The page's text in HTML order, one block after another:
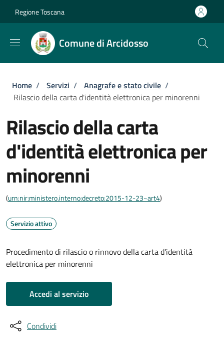
Regione Toscana
Comune di Arcidosso
Briciole di pane
Home / Servizi / Anagrafe e stato civile /
Rilascio della carta d'identità elettronica per minorenni
Rilascio della carta
d'identità elettronica per
minorenni
(urn:nir:ministero.interno:decreto:2015-12-23~art4)
Servizio attivo
Procedimento di rilascio o rinnovo della carta d'identità
elettronica per minorenni
Accedi al servizio
Condividi